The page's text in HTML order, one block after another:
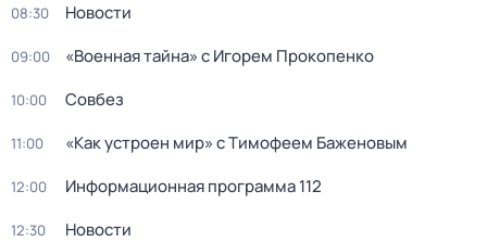
08:30 Новости
09:00 «Военная тайна» с Игорем Прокопенко
10:00 Совбез
11:00 «Как устроен мир» с Тимофеем Баженовым
12:00 Информационная программа 112
12:30 Новости